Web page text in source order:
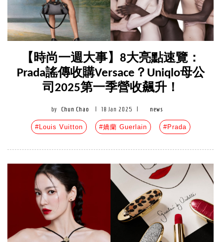
【時尚一週大事】8大亮點速覽：
Prada謠傳收購Versace？Uniqlo母公
司2025第一季營收飆升！
by Chun Chao 18 Jan 2025 news
#Louis Vuitton #嬌蘭 Guerlain #Prada